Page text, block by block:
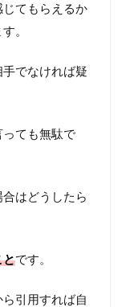
てもらえるか
。
でなければ疑
ても無駄で
はどうしたら
とです。
引用すれば自